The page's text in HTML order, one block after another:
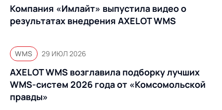
Компания «Имлайт» выпустила видео о
результатах внедрения AXELOT WMS
WMS 29 ИЮЛ 2026
AXELOT WMS возглавила подборку лучших
WMS-систем 2026 года от «Комсомольской
правды»